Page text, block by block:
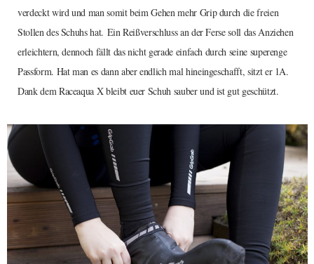
verdeckt wird und man somit beim Gehen mehr Grip durch die freien
Stollen des Schuhs hat. Ein Reißverschluss an der Ferse soll das Anziehen
erleichtern, dennoch fällt das nicht gerade einfach durch seine superenge
Passform. Hat man es dann aber endlich mal hineingeschafft, sitzt er 1A.
Dank dem Raceaqua X bleibt euer Schuh sauber und ist gut geschützt.